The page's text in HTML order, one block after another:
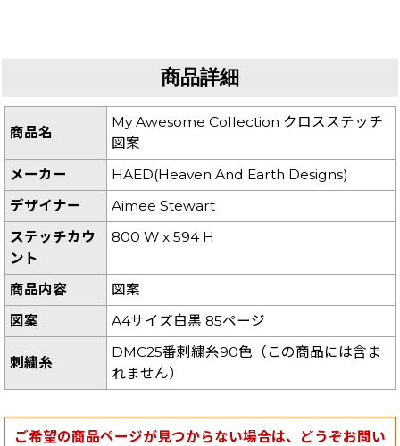
商品詳細
商品名
My Awesome Collection クロスステッチ
図案
メーカー
HAED(Heaven And Earth Designs)
デザイナー
Aimee Stewart
ステッチカウ
ント
800 W x 594 H
商品内容
図案
図案
A4サイズ白黒 85ページ
刺繍糸
DMC25番刺繍糸90色（この商品には含ま
れません）
ご希望の商品ページが見つからない場合は、どうぞお問い